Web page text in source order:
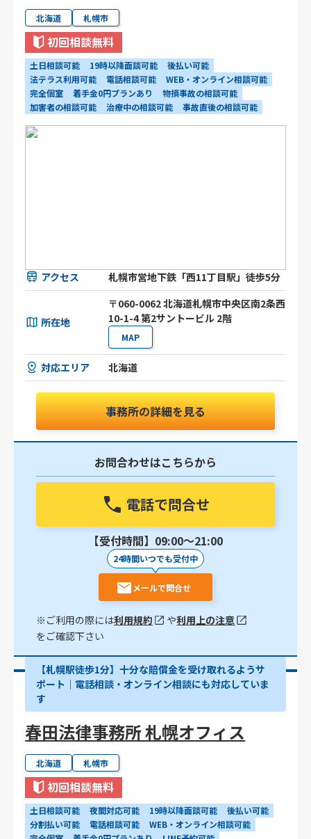
北海道 札幌市
初回相談無料
土日相談可能 19時以降面談可能
後払い可能
法テラス利用可能
電話相談可能
WEB・オンライン相談可能
完全個室
着手金0円プランあり
物損事故の相談可能
加害者の相談可能
治療中の相談可能 事故直後の相談可能
アクセス 札幌市営地下鉄「西11丁目駅」徒歩5分
所在地
〒060-0062 北海道札幌市中央区南2条西
10-1-4 第2サントービル 2階
MAP
対応エリア 北海道
事務所の詳細を見る
お問合わせはこちらから
電話で問合せ
【受付時間】09:00〜21:00
24時間いつでも受付中
メールで問合せ
※ご利用の際には利用規約 や利用上の注意
をご確認下さい
【札幌駅徒歩1分】十分な賠償金を受け取れるようサ
ポート│電話相談・オンライン相談にも対応していま
す
春田法律事務所 札幌オフィス
北海道 札幌市
初回相談無料
土日相談可能 夜間対応可能 19時以降面談可能
後払い可能
分割払い可能
電話相談可能
WEB・オンライン相談可能